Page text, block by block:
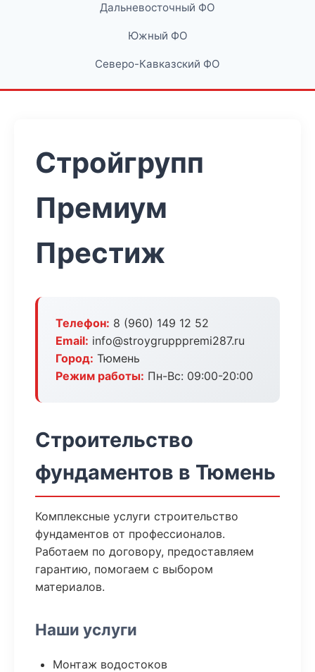
Дальневосточный ФО
Южный ФО
Северо-Кавказский ФО
Стройгрупп
Премиум
Престиж
Телефон: 8 (960) 149 12 52
Email: info@stroygrupppremi287.ru
Город: Тюмень
Режим работы: Пн-Вс: 09:00-20:00
Строительство
фундаментов в Тюмень
Комплексные услуги строительство
фундаментов от профессионалов.
Работаем по договору, предоставляем
гарантию, помогаем с выбором
материалов.
Наши услуги
Монтаж водостоков